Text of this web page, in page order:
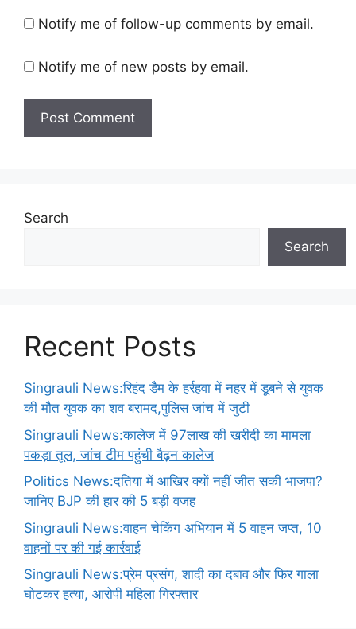
Notify me of follow-up comments by email.
Notify me of new posts by email.
Search
Search
Recent Posts
Singrauli News:रिहंद डैम के हर्रहवा में नहर में डूबने से युवक
की मौत युवक का शव बरामद,पुलिस जांच में जुटी
Singrauli News:कालेज में 97लाख की खरीदी का मामला
पकड़ा तूल, जांच टीम पहुंची बैढ़न कालेज
Politics News:दतिया में आखिर क्यों नहीं जीत सकी भाजपा?
जानिए BJP की हार की 5 बड़ी वजह
Singrauli News:वाहन चेकिंग अभियान में 5 वाहन जप्त, 10
वाहनों पर की गई कार्रवाई
Singrauli News:प्रेम प्रसंग, शादी का दबाव और फिर गाला
घोटकर हत्या, आरोपी महिला गिरफ्तार